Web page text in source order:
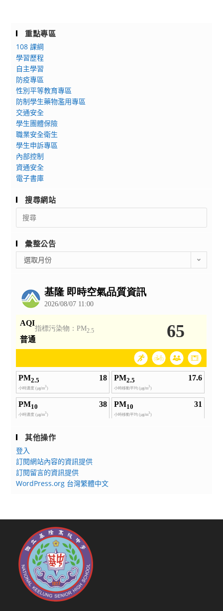
重點專區
108 課綱
學習歷程
自主學習
防疫專區
性別平等教育專區
防制學生藥物濫用專區
交通安全
學生團體保險
職業安全衛生
學生申訴專區
內部控制
資通安全
電子書庫
搜尋網站
Search
for:
彙整公告
整
選取月份
其他操作
登入
訂閱網站內容的資訊提供
訂閱留言的資訊提供
WordPress.org 台灣繁體中文